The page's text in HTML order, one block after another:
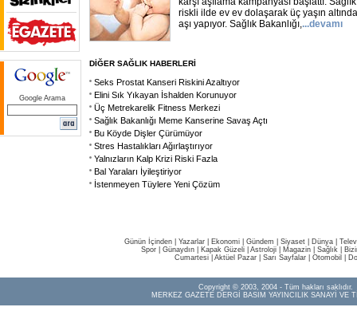
Google Arama
riskli ilde ev ev dolaşarak üç yaşın
aşı yapıyor. Sağlık Bakanlığı,...devamı
DİĞER SAĞLIK HABERLERİ
Seks Prostat Kanseri Riskini Azaltıyor
Elini Sık Yıkayan İshalden Korunuyor
Üç Metrekarelik Fitness Merkezi
Sağlık Bakanlığı Meme Kanserine Savaş Açtı
Bu Köyde Dişler Çürümüyor
Stres Hastalıkları Ağırlaştırıyor
Yalnızların Kalp Krizi Riski Fazla
Bal Yaraları İyileştiriyor
İstenmeyen Tüylere Yeni Çözüm
Günün İçinden Yazarlar Ekonomi Gündem Siyaset Dünya |
Spor
Günaydın Kapak Güzeli Astroloji Magazin Sağlık
Cumartesi| Aktüel Pazar| Sarı Sayfalar| Otomobil
Copyright © 2003, 2004 - Tüm hakları saklıdır.
MERKEZ GAZETE DERGİ BASIM YAYINCILIK SANAYİ VE